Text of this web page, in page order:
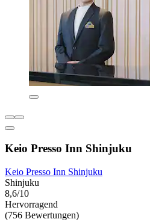
Keio Presso Inn Shinjuku
Keio Presso Inn Shinjuku
Shinjuku
8,6/10
Hervorragend
(756 Bewertungen)